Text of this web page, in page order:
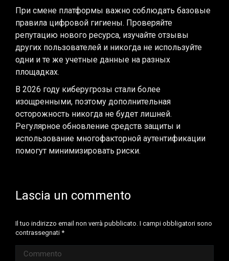
При смене платформы важно соблюдать базовые
правила цифровой гигиены. Проверяйте
репутацию нового ресурса, изучайте отзывы
других пользователей и никогда не используйте
одни и те же учетные данные на разных
площадках.
В 2026 году киберугрозы стали более
изощренными, поэтому дополнительная
осторожность никогда не будет лишней.
Регулярное обновление средств защиты и
использование многофакторной аутентификации
помогут минимизировать риски.
Lascia un commento
Il tuo indirizzo email non verrà pubblicato. I campi obbligatori sono
contrassegnati *
Commento